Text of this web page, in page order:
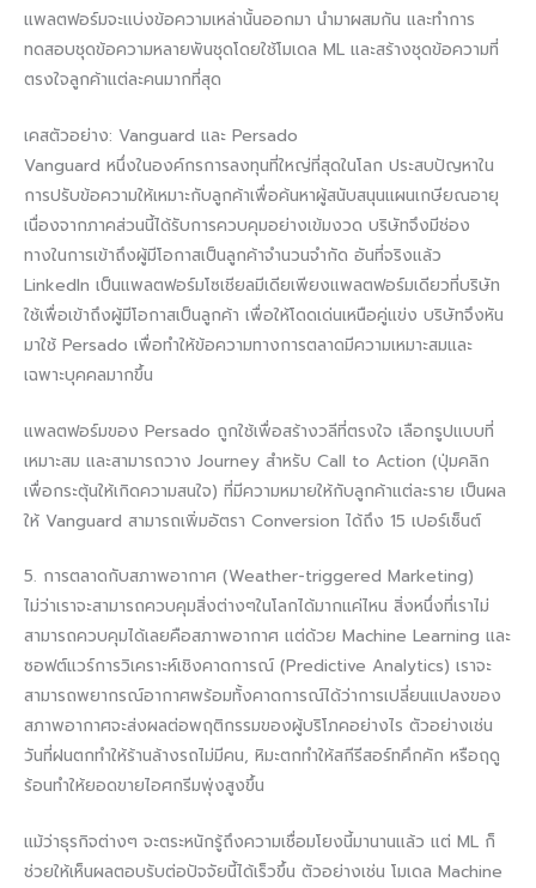
แพลตฟอร์มจะแบ่งข้อความเหล่านั้นออกมา นำมาผสมกัน และทำการ
ทดสอบชุดข้อความหลายพันชุดโดยใช้โมเดล ML และสร้างชุดข้อความที่
ตรงใจลูกค้าแต่ละคนมากที่สุด
เคสตัวอย่าง: Vanguard และ Persado
Vanguard หนึ่งในองค์กรการลงทุนที่ใหญ่ที่สุดในโลก ประสบปัญหาใน
การปรับข้อความให้เหมาะกับลูกค้าเพื่อค้นหาผู้สนับสนุนแผนเกษียณอายุ
เนื่องจากภาคส่วนนี้ได้รับการควบคุมอย่างเข้มงวด บริษัทจึงมีช่อง
ทางในการเข้าถึงผู้มีโอกาสเป็นลูกค้าจำนวนจำกัด อันที่จริงแล้ว
LinkedIn เป็นแพลตฟอร์มโซเชียลมีเดียเพียงแพลตฟอร์มเดียวที่บริษัท
ใช้เพื่อเข้าถึงผู้มีโอกาสเป็นลูกค้า เพื่อให้โดดเด่นเหนือคู่แข่ง บริษัทจึงหัน
มาใช้ Persado เพื่อทำให้ข้อความทางการตลาดมีความเหมาะสมและ
เฉพาะบุคคลมากขึ้น
แพลตฟอร์มของ Persado ถูกใช้เพื่อสร้างวลีที่ตรงใจ เลือกรูปแบบที่
เหมาะสม และสามารถวาง Journey สำหรับ Call to Action (ปุ่มคลิก
เพื่อกระตุ้นให้เกิดความสนใจ) ที่มีความหมายให้กับลูกค้าแต่ละราย เป็นผล
ให้ Vanguard สามารถเพิ่มอัตรา Conversion ได้ถึง 15 เปอร์เซ็นต์
5. การตลาดกับสภาพอากาศ (Weather-triggered Marketing)
ไม่ว่าเราจะสามารถควบคุมสิ่งต่างๆในโลกได้มากแค่ไหน สิ่งหนึ่งที่เราไม่
สามารถควบคุมได้เลยคือสภาพอากาศ แต่ด้วย Machine Learning และ
ซอฟต์แวร์การวิเคราะห์เชิงคาดการณ์ (Predictive Analytics) เราจะ
สามารถพยากรณ์อากาศพร้อมทั้งคาดการณ์ได้ว่าการเปลี่ยนแปลงของ
สภาพอากาศจะส่งผลต่อพฤติกรรมของผู้บริโภคอย่างไร ตัวอย่างเช่น
วันที่ฝนตกทำให้ร้านล้างรถไม่มีคน, หิมะตกทำให้สกีรีสอร์ทคึกคัก หรือฤดู
ร้อนทำให้ยอดขายไอศกรีมพุ่งสูงขึ้น
แม้ว่าธุรกิจต่างๆ จะตระหนักรู้ถึงความเชื่อมโยงนี้มานานแล้ว แต่ ML ก็
ช่วยให้เห็นผลตอบรับต่อปัจจัยนี้ได้เร็วขึ้น ตัวอย่างเช่น โมเดล Machine